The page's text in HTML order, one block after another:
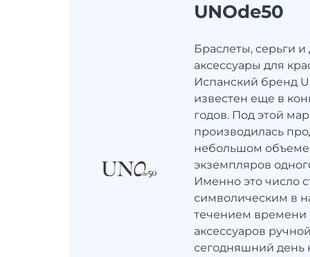
UNOde50
Браслеты, серьги и
аксессуары для
Испанский бренд
известен еще в
годов. Под этой
производилась
небольшом объеме
экземпляров
Именно это число
символическим в
течением времени
аксессуаров
сегодняшний день